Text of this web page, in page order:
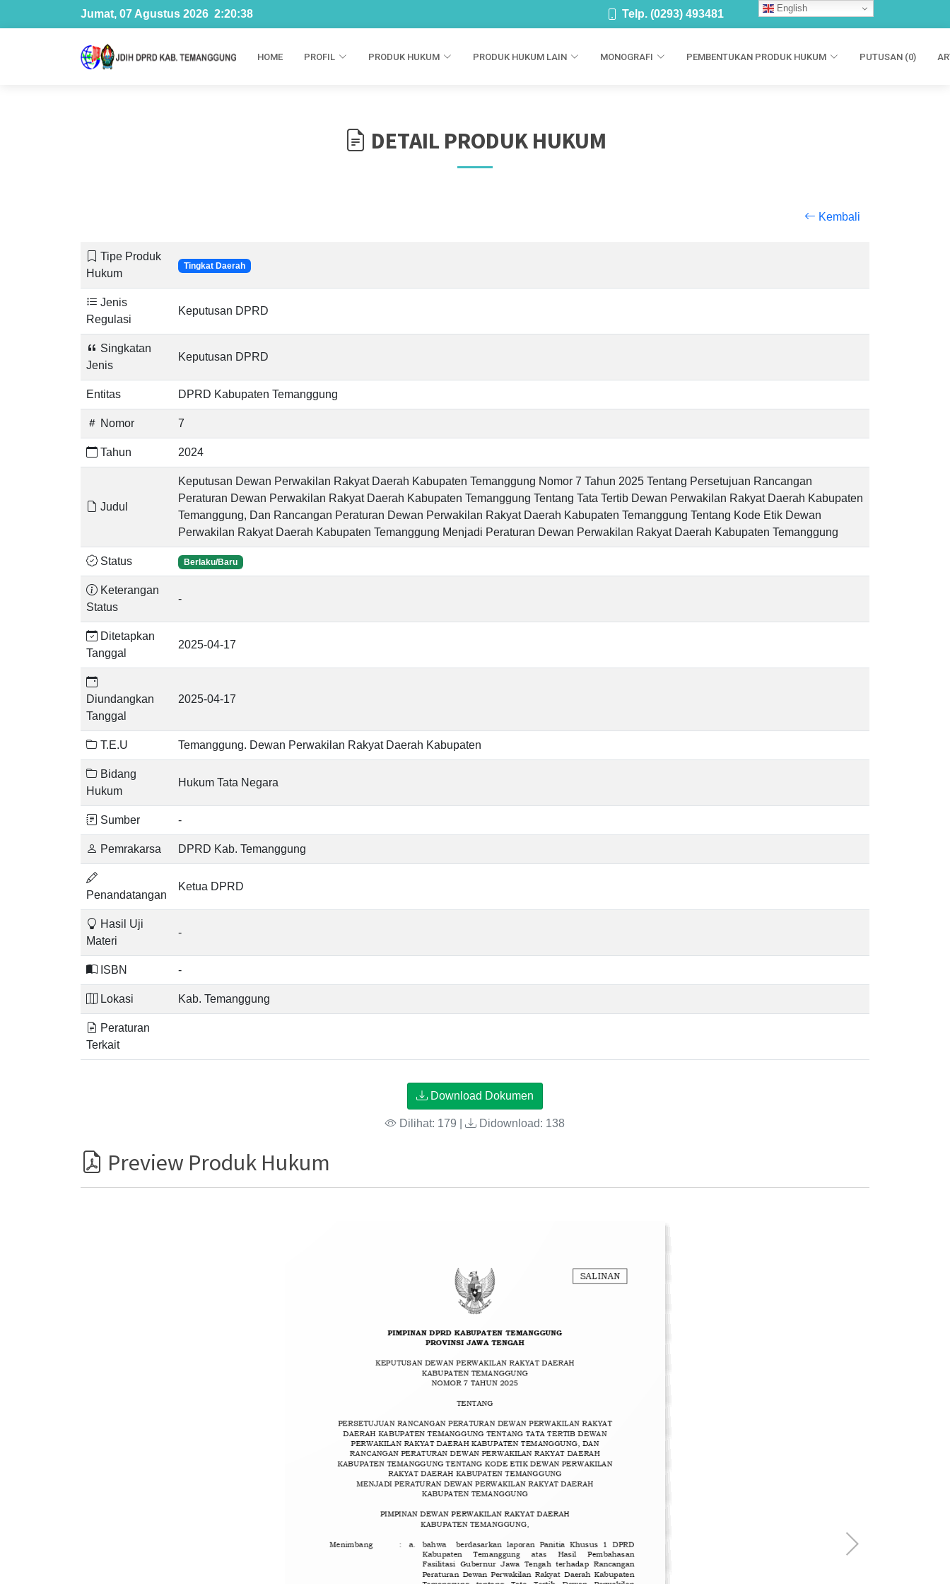
English
Jumat, 07 Agustus 2026 2:20:39 Telp. (0293) 493481
HOME PROFIL PRODUK HUKUM PRODUK HUKUM LAIN MONOGRAFI PEMBENTUKAN PRODUK HUKUM PUTUSAN (0)
DETAIL PRODUK HUKUM
Kembali
Tipe Produk
Hukum
Tingkat Daerah
Jenis
Regulasi
Keputusan DPRD
Singkatan
Jenis
Keputusan DPRD
Entitas DPRD Kabupaten Temanggung
Nomor 7
Tahun 2024
Judul
Keputusan Dewan Perwakilan Rakyat Daerah Kabupaten Temanggung Nomor 7 Tahun 2025 Tentang Persetujuan Rancangan
Peraturan Dewan Perwakilan Rakyat Daerah Kabupaten Temanggung Tentang Tata Tertib Dewan Perwakilan Rakyat Daerah Kabupaten
Temanggung, Dan Rancangan Peraturan Dewan Perwakilan Rakyat Daerah Kabupaten Temanggung Tentang Kode Etik Dewan
Perwakilan Rakyat Daerah Kabupaten Temanggung Menjadi Peraturan Dewan Perwakilan Rakyat Daerah Kabupaten Temanggung
Status Berlaku/Baru
Keterangan
Status
-
Ditetapkan
Tanggal
2025-04-17
Diundangkan
Tanggal
2025-04-17
T.E.U Temanggung. Dewan Perwakilan Rakyat Daerah Kabupaten
Bidang
Hukum
Hukum Tata Negara
Sumber -
Pemrakarsa DPRD Kab. Temanggung
Penandatangan
Ketua DPRD
Hasil Uji
Materi
-
ISBN -
Lokasi Kab. Temanggung
Peraturan
Terkait
Download Dokumen
Dilihat: 179 | Didownload: 138
Preview Produk Hukum